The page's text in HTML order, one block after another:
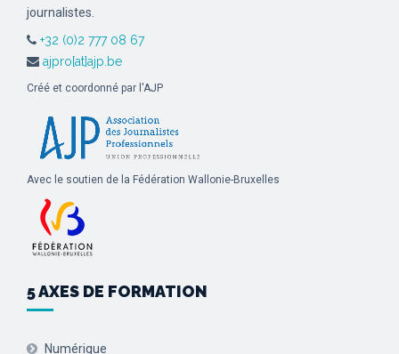
journalistes.
+32 (0)2 777 08 67
ajpro[at]ajp.be
Créé et coordonné par l'AJP
Avec le soutien de la Fédération Wallonie-Bruxelles
5 AXES DE FORMATION
Numérique